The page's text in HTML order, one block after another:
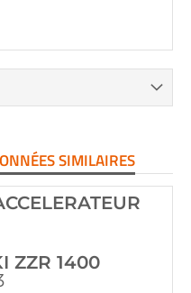
SIMILAIRES
ZZR 1400